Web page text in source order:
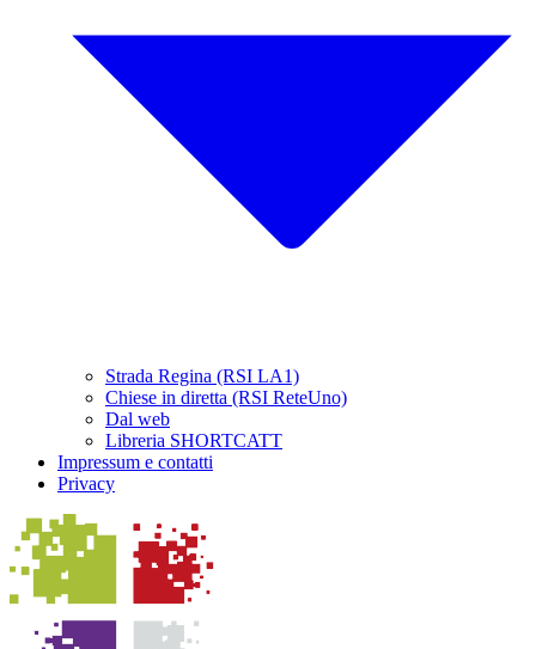
Strada Regina (RSI LA1)
Chiese in diretta (RSI ReteUno)
Dal web
Libreria SHORTCATT
Impressum e contatti
Privacy